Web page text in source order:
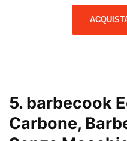
5. barbecook
Carbone,